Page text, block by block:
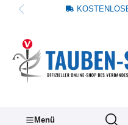
springen
Menü